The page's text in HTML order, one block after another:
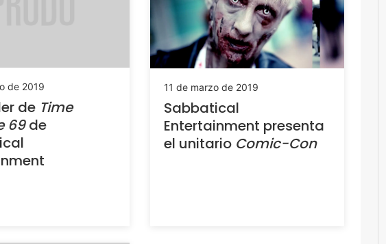
de 2019
de Time
69de
11 de marzo de 2019
Sabbatical
Entertainment presenta
el unitario Comic-Con